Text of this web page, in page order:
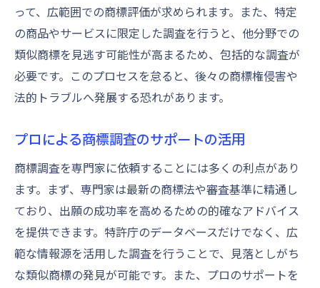
って、広範囲での商標評価が求められます。また、特定
の商品やサービスに限定した調査を行うと、他分野での
類似商標を見逃す可能性が高まるため、包括的な調査が
必要です。このプロセスを怠ると、後々の商標権侵害や
法的トラブルへ発展する恐れがあります。
プロによる商標調査のサポートの活用
商標調査を専門家に依頼することには多くの利点があり
ます。まず、専門家は最新の商標法や審査基準に精通し
ており、出願の成功率を高めるための的確なアドバイス
を提供できます。特許庁のデータベースだけでなく、広
範な情報源を活用した調査を行うことで、見落としがち
な類似商標の発見が可能です。また、プロのサポートを